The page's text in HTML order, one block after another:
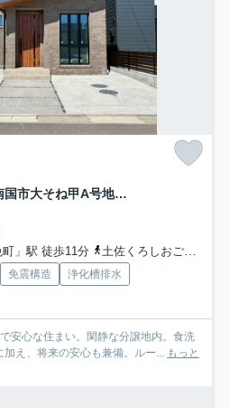
「ロフトスペースあり」南国市大そね甲A号地 平屋新築一戸建て
」駅 徒歩11分
土佐くろしおごめん・なはり線「後免町」駅 徒歩11分
免震構造
浄化槽排水
安心な住まい。閑静な分譲地内。食洗
え、将来の安心も兼備。ルー... もっと